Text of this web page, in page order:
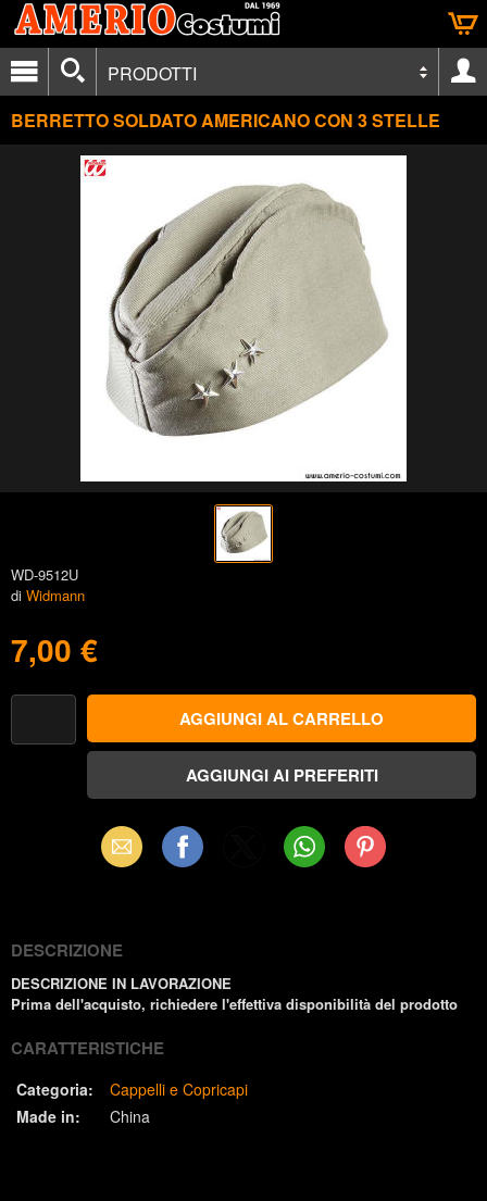
PRODOTTI
BERRETTO SOLDATO AMERICANO CON 3 STELLE
WD-9512U
di Widmann
7,00 €
Email Facebook WhatsAppPinterest
DESCRIZIONE
DESCRIZIONE IN LAVORAZIONE
Prima dell'acquisto, richiedere l'effettiva disponibilità del prodotto
CARATTERISTICHE
Categoria:
Cappelli e Copricapi
Made in:
China